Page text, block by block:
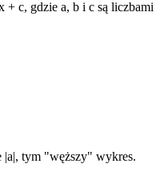
c, gdzie a, b i c są
|a|, tym "węższy" wykres.